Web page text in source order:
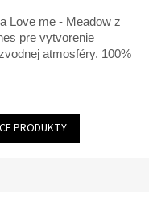
Love me - Meadow z
pre vytvorenie
atmosféry. 100%
PRODUKTY